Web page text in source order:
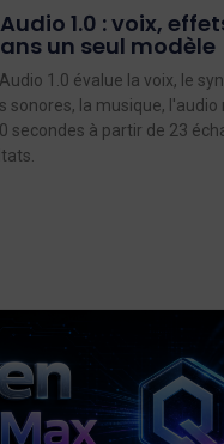
1.0 : voix,
un seul modèle
1.0 évalue la voix, le
sonores, la musique,
secondes à partir de 23